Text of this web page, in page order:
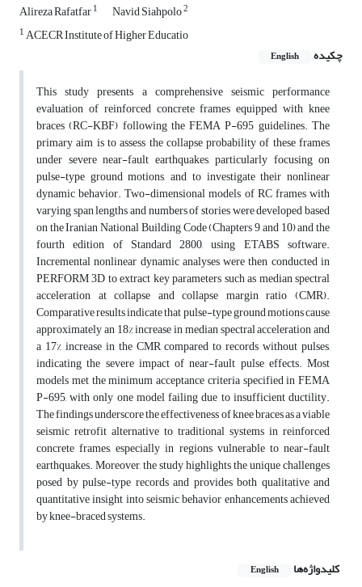
Alireza Rafatfar1 Navid Siahpolo2
1ACECR Institute of Higher Educatio
چکیده
English
This study presents a comprehensive seismic performance
evaluation of reinforced concrete frames equipped with knee
braces (RC-KBF) following the FEMA P-695 guidelines. The
primary aim is to assess the collapse probability of these frames
under severe near-fault earthquakes, particularly focusing on
pulse-type ground motions, and to investigate their nonlinear
dynamic behavior. Two-dimensional models of RC frames with
varying span lengths and numbers of stories were developed based
on the Iranian National Building Code (Chapters 9 and 10) and the
fourth edition of Standard 2800, using ETABS software.
Incremental nonlinear dynamic analyses were then conducted in
PERFORM 3D to extract key parameters such as median spectral
acceleration at collapse and collapse margin ratio (CMR).
Comparative results indicate that pulse-type ground motions cause
approximately an 18% increase in median spectral acceleration and
a 17% increase in the CMR compared to records without pulses,
indicating the severe impact of near-fault pulse effects. Most
models met the minimum acceptance criteria specified in FEMA
P-695, with only one model failing due to insufficient ductility.
The findings underscore the effectiveness of knee braces as a viable
seismic retrofit alternative to traditional systems in reinforced
concrete frames, especially in regions vulnerable to near-fault
earthquakes. Moreover, the study highlights the unique challenges
posed by pulse-type records and provides both qualitative and
quantitative insight into seismic behavior enhancements achieved
by knee-braced systems.
کلیدواژه‌ها English